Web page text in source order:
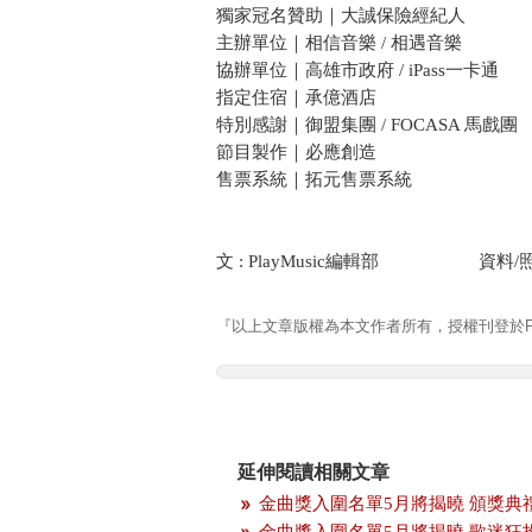
獨家冠名贊助｜大誠保險經紀人
主辦單位｜相信音樂 / 相遇音樂
協辦單位｜高雄市政府 / iPass一卡通
指定住宿｜承億酒店
特別感謝｜御盟集團 / FOCASA 馬戲團
節目製作｜必應創造
售票系統｜拓元售票系統
文 : PlayMusic編輯部 資料/
『以上文章版權為本文作者所有，授權刊登
延伸閱讀相關文章
金曲獎入圍名單5月將揭曉 頒獎典